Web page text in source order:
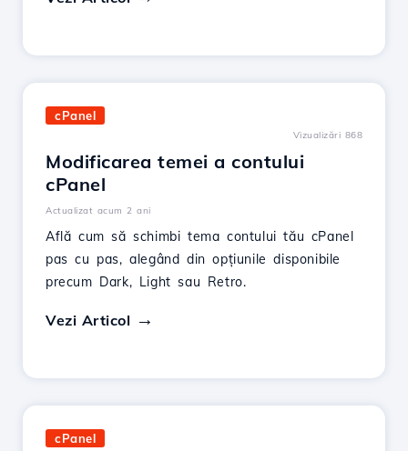
cPanel
Vizualizări 868
Modificarea temei a contului
cPanel
Actualizat acum 2 ani
Află cum să schimbi tema contului tău cPanel
pas cu pas, alegând din opțiunile disponibile
precum Dark, Light sau Retro.
Vezi Articol
cPanel